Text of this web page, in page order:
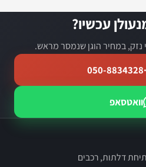
עכשיו?
נזק, במחיר הוגן שנמסר מראש.
050-8834328
וואטסאפ
דלתות, רכבים